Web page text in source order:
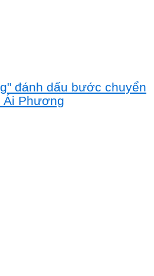
đánh dấu bước chuyển
Ái Phương